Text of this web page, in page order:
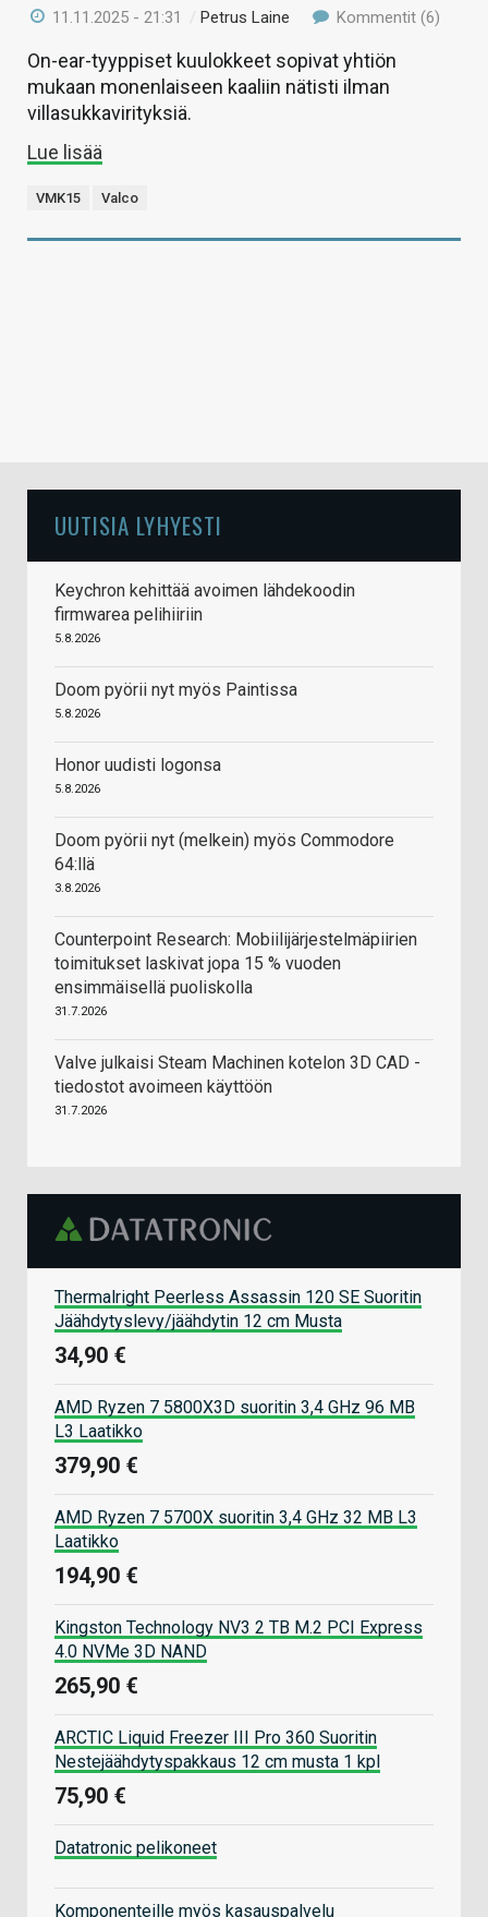
11.11.2025 - 21:31 /Petrus Laine Kommentit (6)
On-ear-tyyppiset kuulokkeet sopivat yhtiön
mukaan monenlaiseen kaaliin nätisti ilman
villasukkavirityksiä.
Lue lisää
VMK15 Valco
UUTISIA LYHYESTI
Keychron kehittää avoimen lähdekoodin
firmwarea pelihiiriin
5.8.2026
Doom pyörii nyt myös Paintissa
5.8.2026
Honor uudisti logonsa
5.8.2026
Doom pyörii nyt (melkein) myös Commodore
64:llä
3.8.2026
Counterpoint Research: Mobiilijärjestelmäpiirien
toimitukset laskivat jopa 15 % vuoden
ensimmäisellä puoliskolla
31.7.2026
Valve julkaisi Steam Machinen kotelon 3D CAD -
tiedostot avoimeen käyttöön
31.7.2026
Thermalright Peerless Assassin 120 SE Suoritin
Jäähdytyslevy/jäähdytin 12 cm Musta
34,90 €
AMD Ryzen 7 5800X3D suoritin 3,4 GHz 96 MB
L3 Laatikko
379,90 €
AMD Ryzen 7 5700X suoritin 3,4 GHz 32 MB L3
Laatikko
194,90 €
Kingston Technology NV3 2 TB M.2 PCI Express
4.0 NVMe 3D NAND
265,90 €
ARCTIC Liquid Freezer III Pro 360 Suoritin
Nestejäähdytyspakkaus 12 cm musta 1 kpl
75,90 €
Datatronic pelikoneet
Komponenteille myös kasauspalvelu